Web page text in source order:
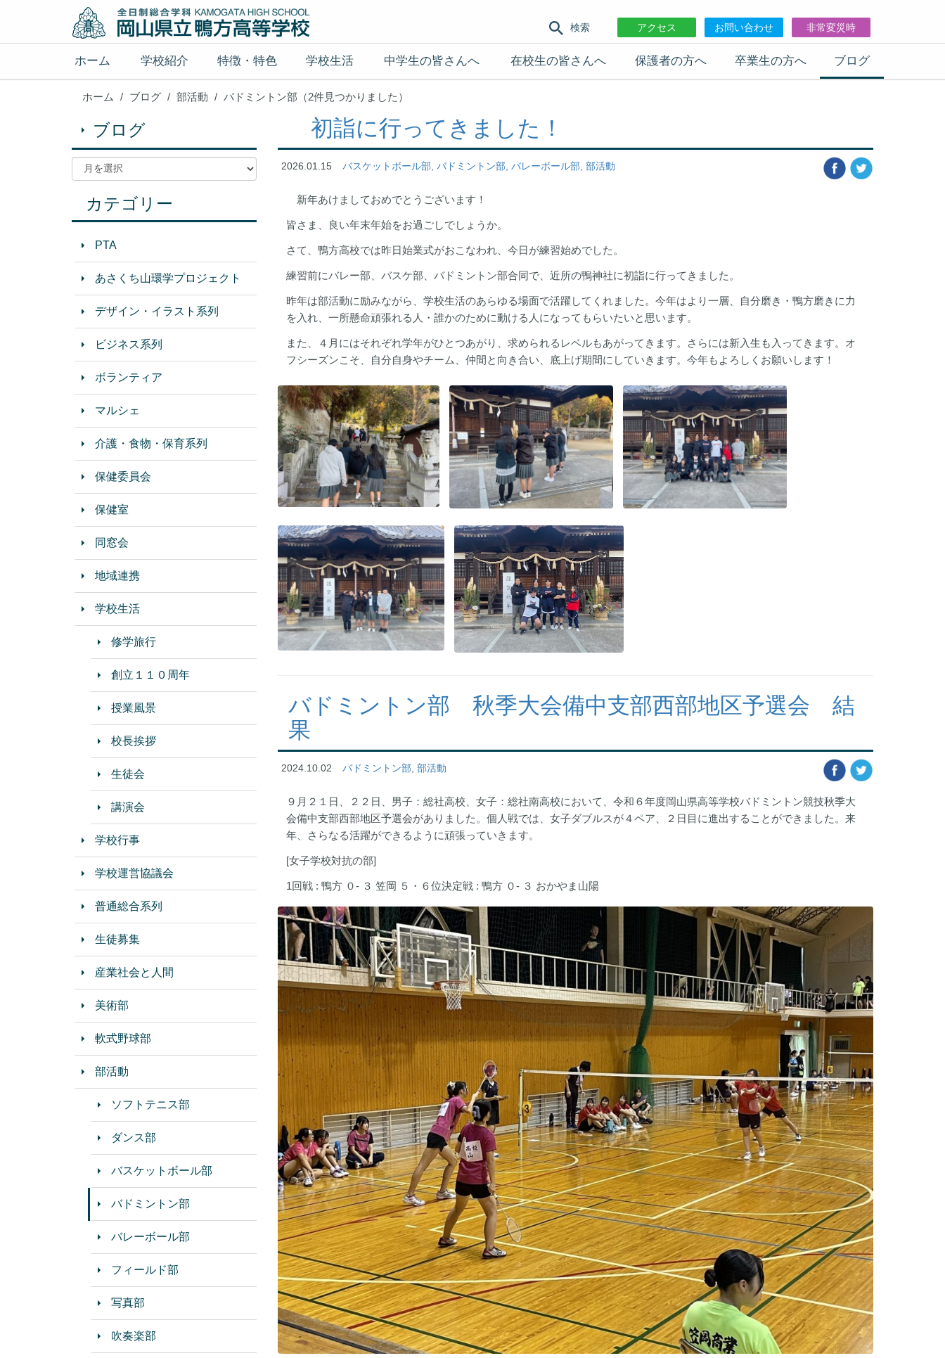
検索 アクセス お問い合わせ 非常変災時
ホーム 学校紹介 特徴・特色 学校生活 中学生の皆さんへ 在校生の皆さんへ 保護者の方へ 卒業生の方へ ブログ
ホーム ブログ 部活動 バドミントン部（2件見つかりました）
初詣に行ってきました！
2026.01.15 バスケットボール部 バドミントン部 バレーボール部 部活動
新年あけましておめでとうございます！
皆さま、良い年末年始をお過ごしでしょうか。
さて、鴨方高校では昨日始業式がおこなわれ、今日が練習始めでした。
練習前にバレー部、バスケ部、バドミントン部合同で、近所の鴨神社に初詣に行ってきました。
昨年は部活動に励みながら、学校生活のあらゆる場面で活躍してくれました。今年はより一層、自分磨き・鴨方磨きに力
を入れ、一所懸命頑張れる人・誰かのために動ける人になってもらいたいと思います。
また、４月にはそれぞれ学年がひとつあがり、求められるレベルもあがってきます。さらには新入生も入ってきます。オ
フシーズンこそ、自分自身やチーム、仲間と向き合い、底上げ期間にしていきます。今年もよろしくお願いします！
バドミントン部 秋季大会備中支部西部地区予選会 結
果
2024.10.02 バドミントン部 部活動
９月２１日、２２日、男子：総社高校、女子：総社南高校において、令和６年度岡山県高等学校バドミントン競技秋季大
会備中支部西部地区予選会がありました。個人戦では、女子ダブルスが４ペア、２日目に進出することができました。来
年、さらなる活躍ができるように頑張っていきます。
[女子学校対抗の部]
1回戦 : 鴨方 ０- ３ 笠岡 ５・６位決定戦 : 鴨方 ０- ３ おかやま山陽
ブログ
カテゴリー
PTA
あさくち山環学プロジェクト
デザイン・イラスト系列
ビジネス系列
ボランティア
マルシェ
介護・食物・保育系列
保健委員会
保健室
同窓会
地域連携
学校生活
修学旅行
創立１１０周年
授業風景
校長挨拶
生徒会
講演会
学校行事
学校運営協議会
普通総合系列
生徒募集
産業社会と人間
美術部
軟式野球部
部活動
ソフトテニス部
ダンス部
バスケットボール部
バドミントン部
バレーボール部
フィールド部
写真部
吹奏楽部